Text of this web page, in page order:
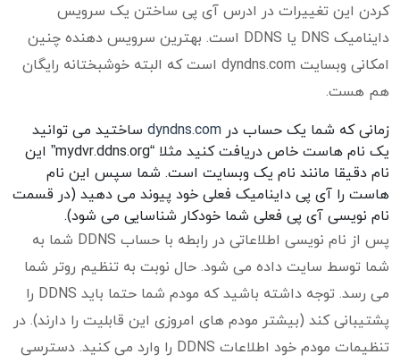
کردن این تغییرات در ادرس آی پی ساختن یک سرویس
داینامیک DNS یا DDNS است. بهترین سرویس دهنده چنین
امکانی وبسایت dyndns.com است که البته خوشبختانه رایگان
هم هست.
زمانی که شما یک حساب در dyndns.com ساختید می توانید
یک نام هاست خاص دریافت کنید مثلا “mydvr.ddns.org” این
نام دقیقا مانند نام یک وبسایت است. شما سپس این نام
هاست را آی پی داینامیک فعلی خود پیوند می دهید (در قسمت
نام نویسی آی پی فعلی شما خودکار شناسایی می شود).
پس از نام نویسی اطلاعاتی در رابطه با حساب DDNS شما به
شما توسط سایت داده می شود. حال نوبت به تنظیم روتر شما
می رسد. توجه داشته باشید که مودم شما حتما باید DDNS را
پشتیبانی کند (بیشتر مودم های امروزی این قابلیت را دارند). در
تنظیمات مودم خود اطلاعات DDNS را وارد می کنید. دسترسی